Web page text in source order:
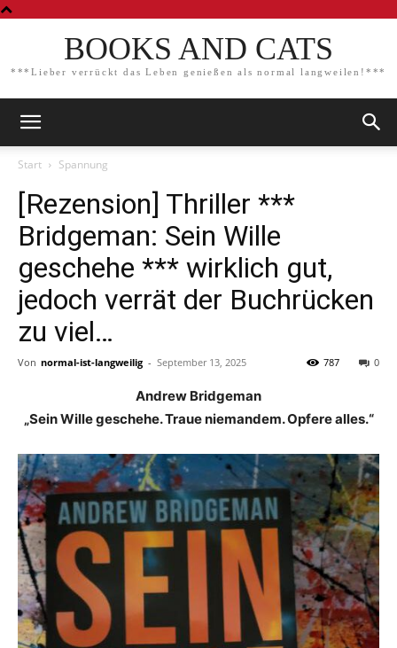
BOOKS AND CATS
***Lieber verrückt das Leben genießen als normal langweilen!***
Start Spannung
[Rezension] Thriller ***
Bridgeman: Sein Wille
geschehe *** wirklich gut,
jedoch verrät der Buchrücken
zu viel…
Von normal-ist-langweilig - September 13, 2025 0
787
Andrew Bridgeman
„Sein Wille geschehe. Traue niemandem. Opfere alles.“